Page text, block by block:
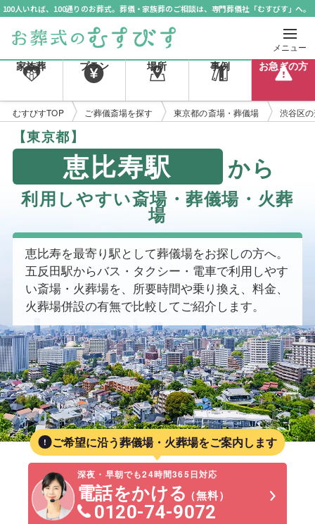
100人いれば、100通りのお葬式。葬儀・家族葬のご相談は、専門葬儀社「むすびす」へ。
メニュー
家族葬 プラン 場所 事例 お急ぎの方
むすびすTOP ご葬儀斎場を探す 東京都の斎場・葬儀場 渋谷区
【東京都】
恵比寿駅 から
利用しやすい斎場・葬儀場・火葬
場
恵比寿を最寄り駅として葬儀場をお探しの方へ。
五反田駅からバス・タクシー・電車で利用しやす
い斎場・火葬場を、所要時間や乗り換え、料金、
火葬場併設の有無で比較してご紹介します。
ご希望に沿う葬儀場・火葬場をご案内します
深夜・早朝でも24時間365日対応
電話をかける（無料）
0120-74-9072